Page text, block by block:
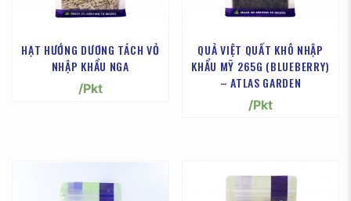
HẠT HƯỚNG DƯƠNG TÁCH VỎ
NHẬP KHẨU NGA
/Pkt
QUẢ VIỆT QUẤT KHÔ NHẬP
KHẨU MỸ 265G (BLUEBERRY)
– ATLAS GARDEN
/Pkt